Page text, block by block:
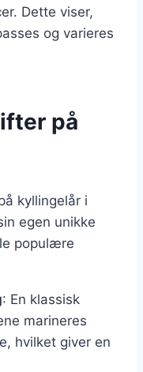
Dette viser,
og varieres
på
kyllingelår i
egen unikke
populære
: En klassisk
marineres
hvilket giver en